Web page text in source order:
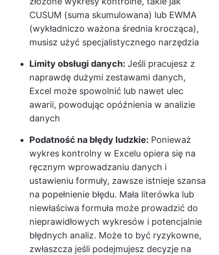
CUSUM (suma skumulowana) lub EWMA
(wykładniczo ważona średnia krocząca),
musisz użyć specjalistycznego narzędzia
Limity obsługi danych: Jeśli pracujesz z
naprawdę dużymi zestawami danych,
Excel może spowolnić lub nawet ulec
awarii, powodując opóźnienia w analizie
danych
Podatność na błędy ludzkie: Ponieważ
wykres kontrolny w Excelu opiera się na
ręcznym wprowadzaniu danych i
ustawieniu formuły, zawsze istnieje szansa
na popełnienie błędu. Mała literówka lub
niewłaściwa formuła może prowadzić do
nieprawidłowych wykresów i potencjalnie
błędnych analiz. Może to być ryzykowne,
zwłaszcza jeśli podejmujesz decyzje na